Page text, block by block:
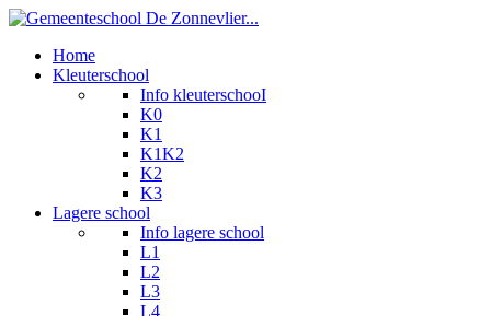
Home
Kleuterschool
Info kleuterschooI
K0
K1
K1K2
K2
K3
Lagere school
Info lagere school
L1
L2
L3
L4